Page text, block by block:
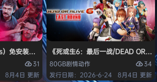
免安装中文版
31
8月4日 更新
《死或生6：最后一战/DEAD OR
80GB剧情动作
34
发行日期：2026-6-24
8月4日 更新